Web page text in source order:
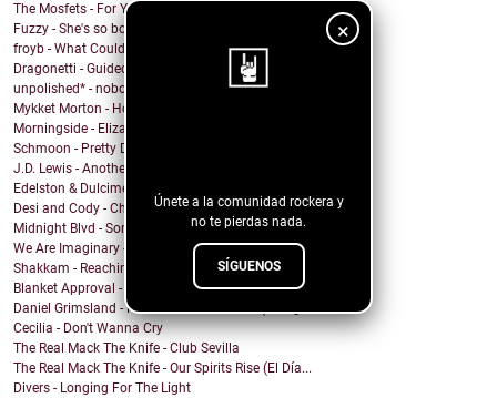
×
Únete a la comunidad rockera y
no te pierdas nada.
SÍGUENOS
The Mosfets - For You
Fuzzy - She's so bored
froyb - What Could I Do To Deserve You?
Dragonetti - Guided by Stars
unpolished* - nobody knows
Mykket Morton - Home
Morningside - Elizabeth
Schmoon - Pretty Darn Pretty
J.D. Lewis - Another Life
Edelston & Dulcimer - Call Me (Blondie Cover)
Desi and Cody - Chanticleer
Midnight Blvd - Some other day
We Are Imaginary - Pinkish Hue
Shakkam - Reaching the Skies
Blanket Approval - Hot Sweaty Summer
Daniel Grimsland - Rock & Roll Christmas (George T...
Cecilia - Don't Wanna Cry
The Real Mack The Knife - Club Sevilla
The Real Mack The Knife - Our Spirits Rise (El Día...
Divers - Longing For The Light